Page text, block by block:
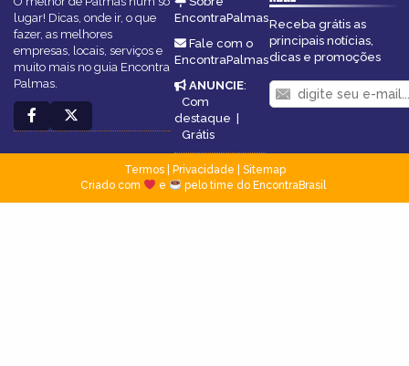
lugar! Dicas, onde ir, o que
fazer, as melhores
empresas, locais, serviços e
muito mais no guia Encontra
Palmas.
EncontraPalmas
Fale com o
EncontraPalmas
ANUNCIE:
Com
destaque |
Grátis
Receba grátis as
principais notícias,
dicas e promoções
Termos| Privacidade
Sitemap
Criado com
e pelo time do EncontraBrasil